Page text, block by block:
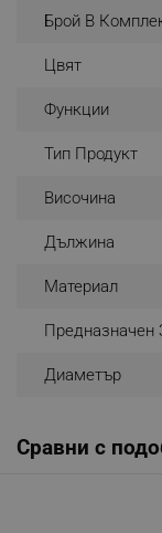
Брой В
Цвят
Функции
Тип Продукт
Височина
Дължина
Материал
Предназначен
Диаметър
Сравни с